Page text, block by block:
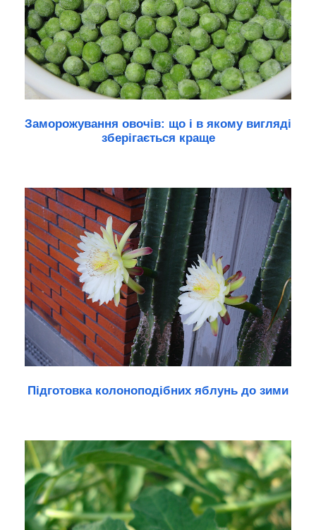
Заморожування овочів: що і в якому вигляді
зберігається краще
Підготовка колоноподібних яблунь до зими